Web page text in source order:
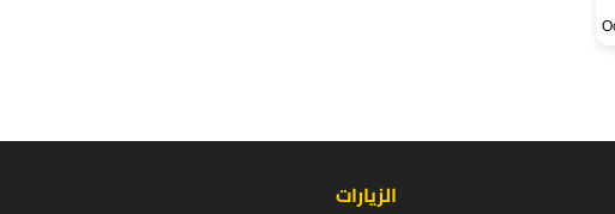
الزيارات